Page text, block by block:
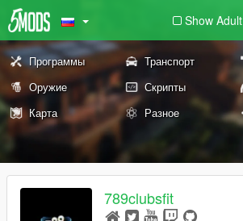
Show Adult
Программы Транспорт
Оружие
Скрипты
Карта
Разное
789clubsfit